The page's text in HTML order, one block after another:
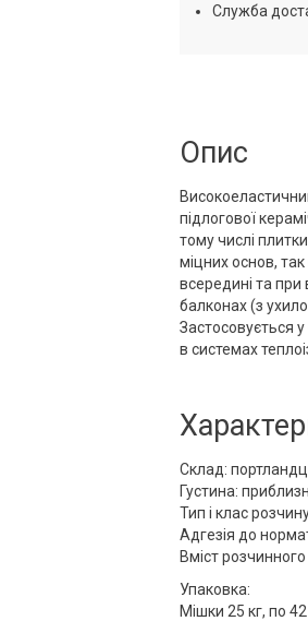
Служба
Опис
підлогової
тому числі
міцних основ,
всередині та при
балконах (з
Застосовується
в системах
Склад:
Густина:
Тип і клас
Адгезія до
Вміст
Упаковка:
Мішки 25 кг, по